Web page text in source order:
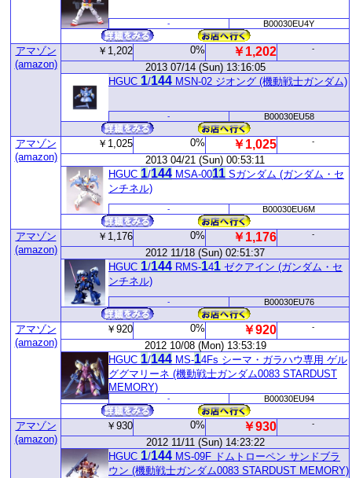
- B00030EU4Y
アマゾン
(amazon)
￥1,202 0% ￥1,202 -
2013 07/14 (Sun) 13:16:05
HGUC 1/144 MSN-02 ジオング (機動戦士ガンダム)
- B00030EU58
アマゾン
(amazon)
￥1,025 0% ￥1,025 -
2013 04/21 (Sun) 00:53:11
HGUC 1/144 MSA-0011 Sガンダム (ガンダム・セ
ンチネル)
- B00030EU6M
アマゾン
(amazon)
￥1,176 0% ￥1,176 -
2012 11/18 (Sun) 02:51:37
HGUC 1/144 RMS-141 ゼクアイン (ガンダム・セ
ンチネル)
- B00030EU76
アマゾン
(amazon)
￥920 0% ￥920 -
2012 10/08 (Mon) 13:53:19
HGUC 1/144 MS-14Fs シーマ・ガラハウ専用 ゲル
ググマリーネ (機動戦士ガンダム0083 STARDUST
MEMORY)
- B00030EU94
アマゾン
(amazon)
￥930 0% ￥930 -
2012 11/11 (Sun) 14:23:22
HGUC 1/144 MS-09F ドムトローペン サンドブラ
ウン (機動戦士ガンダム0083 STARDUST MEMORY)